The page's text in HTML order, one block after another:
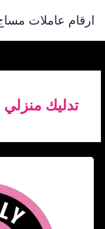
المحتوى
ارقام عاملات
تدليك